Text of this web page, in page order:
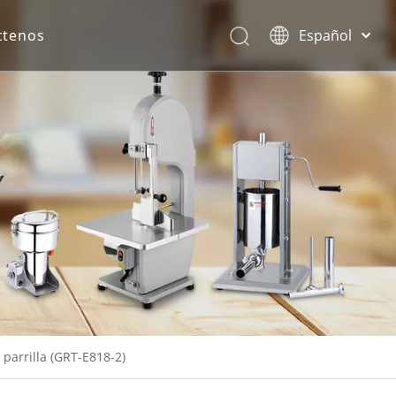
Español
English
(GRT-E818-2)